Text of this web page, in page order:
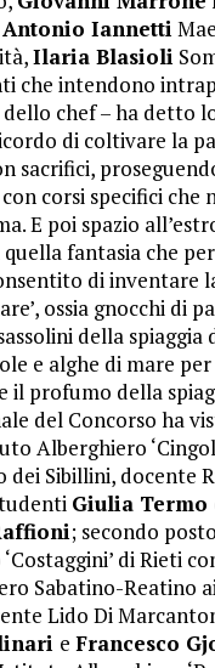
Antonio Iannetti
Ilaria Blasioli
che intendono
dello chef – ha detto
di coltivare la
sacrifici,
corsi specifici che
E poi spazio
fantasia che
di inventare
ossia gnocchi di
della spiaggia
e alghe di mare
il profumo della
del Concorso ha
Alberghiero
dei Sibillini, docente
Giulia Termo
; secondo
di Rieti
Sabatino-Reatino
Lido Di
e Francesco